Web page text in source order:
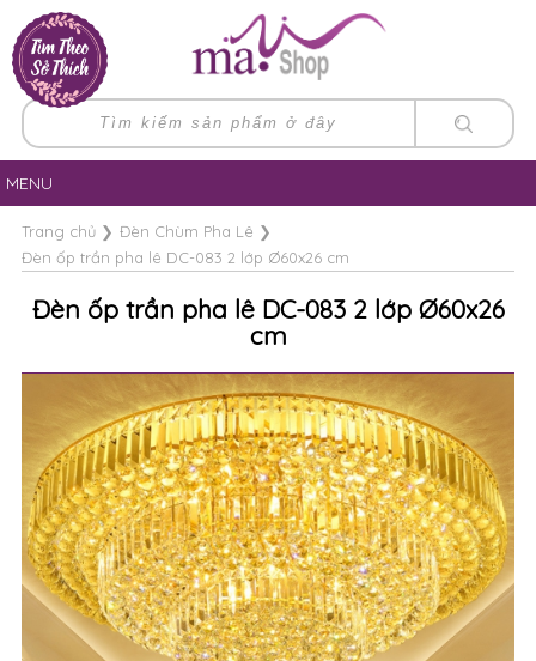
MENU
Trang chủ❯ Đèn Chùm Pha Lê ❯
Đèn ốp trần pha lê DC-083 2 lớp Ø60x26 cm
Đèn ốp trần pha lê DC-083 2 lớp Ø60x26
cm